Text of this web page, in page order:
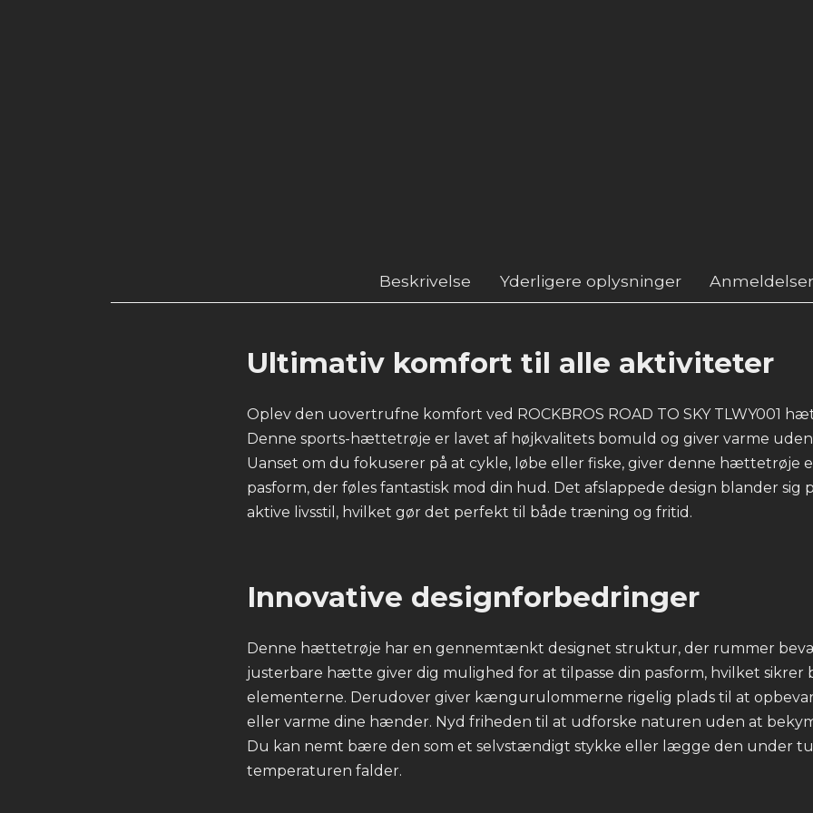
Beskrivelse Yderligere oplysninger
Ultimativ komfort til alle aktiviteter
Oplev den uovertrufne komfort ved ROCKBROS ROAD TO SKY TLWY001
Denne sports-hættetrøje er lavet af højkvalitets bomuld og giver varme
Uanset om du fokuserer på at cykle, løbe eller fiske, giver denne hættetrøje
pasform, der føles fantastisk mod din hud. Det afslappede design blander
aktive livsstil, hvilket gør det perfekt til både træning og fritid.
Innovative designforbedringer
Denne hættetrøje har en gennemtænkt designet struktur, der rummer
justerbare hætte giver dig mulighed for at tilpasse din pasform, hvilket sikrer
elementerne. Derudover giver kængurulommerne rigelig plads til at
eller varme dine hænder. Nyd friheden til at udforske naturen uden at
Du kan nemt bære den som et selvstændigt stykke eller lægge den under
temperaturen falder.